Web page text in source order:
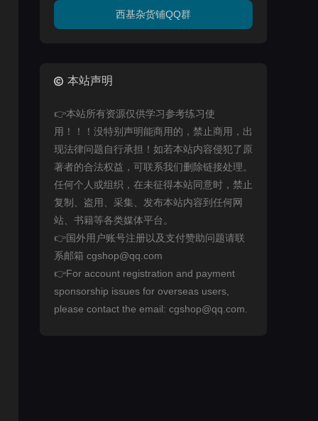
西基杂货铺QQ群
本站声明
👉本站所有资源仅供学习参考练习使
用！！！没特别声明能商用的，禁止商用，出
现法律问题自行承担！如若本站内容侵犯了原
著者的合法权益，可联系我们删除链接处理。
任何个人或组织，在未征得本站同意时，禁止
复制、盗用、采集、发布本站内容到任何网
站、书籍等各类媒体平台。
👉国外用户账号注册以及支付赞助问题请联
系邮箱 cgshop@qq.com
👉For account registration and payment
sponsorship issues for overseas users,
please contact the email: cgshop@qq.com.